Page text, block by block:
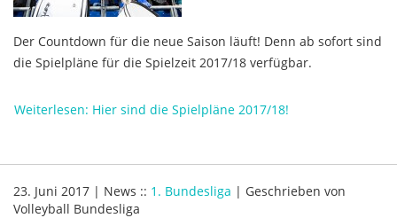
Der Countdown für die neue Saison läuft! Denn ab sofort sind
die Spielpläne für die Spielzeit 2017/18 verfügbar.
Weiterlesen: Hier sind die Spielpläne 2017/18!
23. Juni 2017 | News :: 1. Bundesliga | Geschrieben von
Volleyball Bundesliga